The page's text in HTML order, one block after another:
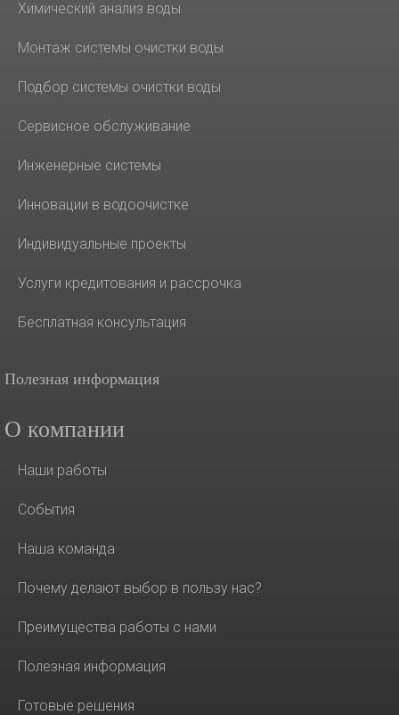
Химический анализ воды
Монтаж системы очистки воды
Подбор системы очистки воды
Сервисное обслуживание
Инженерные системы
Инновации в водоочистке
Индивидуальные проекты
Услуги кредитования и рассрочка
Бесплатная консультация
Полезная информация
О компании
Наши работы
События
Наша команда
Почему делают выбор в пользу нас?
Преимущества работы с нами
Полезная информация
Готовые решения